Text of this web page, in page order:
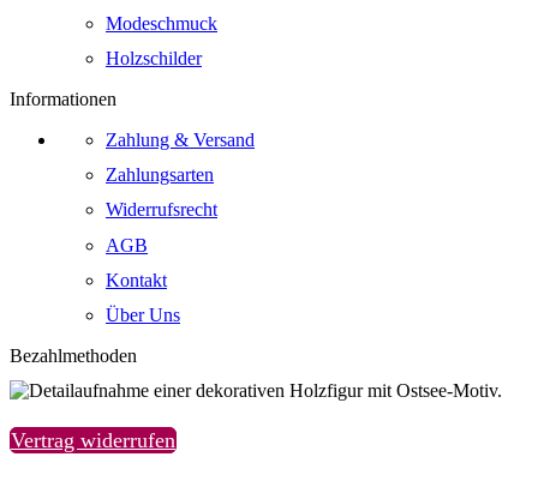
Modeschmuck
Holzschilder
Informationen
Zahlung & Versand
Zahlungsarten
Widerrufsrecht
AGB
Kontakt
Über Uns
Bezahlmethoden
Vertrag widerrufen